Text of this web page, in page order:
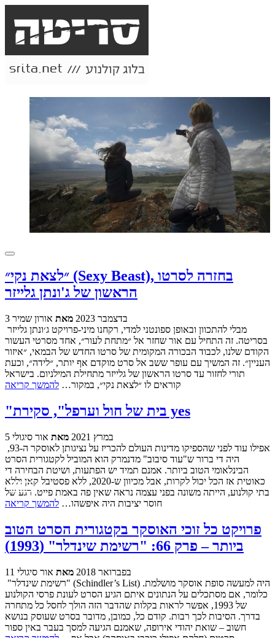
״לצאת נקי״ (Sexy Beast), בחזרה לסרטו
הראשון של ג'ונתן גלייזר
3 בדצמבר 2023 מאת אורון שמיר
בסריטה. זה התחיל עם אור שחזר אל ״מתחת לעור״, אחד מסרטי העשור
הקודם שלנו, לכבוד הבכורה המקומית של סרטו החדש של הבמאי, ״איזור
העניין״. זה המשיך עם עופר ששב אל סרט מוקדם אף יותר, ״לידה״, וכעת
תורי לחזור עד סרטו הראשון של גלייזר מתחילת המילניום. בישראל
קוראים לו ״לצאת נקי״, במקור… להמשך קריאה
"בית של חול וערפל", סקירת yes
5 במרץ 2021 מאת אור סיגולי
היה די ברור ש"עוד סיבוב" מדנמרק הוא המוביל לקטגורית הסרט
הבינלאומי הטוב ביותר. אמנם תמיד יש הפתעות, ושיטת הבחירה די
כאוטית אז הכל יכול לקרות, אבל מכיוון ש-2020, ללא פסטיבל קאן וללא
בתי קולנוע, הייתה משונה בפני עצמה נראה שאין פה באמת פייט. רגע של
חוסר יציבות היה איפשהו… להמשך קריאה
פרויקט כל זוכי האוסקר בקטגורית הסרט הטוב
ביותר – פרק 66: "רשימת שינדלר" (1993)
11 בפברואר 2018 מאת אור סיגולי
"רשימת שינדלר" (Schindler’s List) היה למעשה סופת אוסקר מושלמת.
כלומר, אם מסתכלים על הנתונים איתם הגיע הסרט לעונת פרסי הקולנוע
של 1993, אפשר לראות בקלות שהדבר הזה הולך לחסל כל מתחרה
בדרך. הסיבות לכך רבות. קודם כל, כמובן, מדובר בסרט שעוסק בנושא
חשוב – שואת יהודי אירופה, שאמנם הגיעה למסך בעבר באין ספור